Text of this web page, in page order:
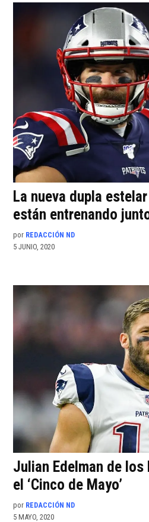
La nueva dupla
están entrenando
por REDACCIÓN ND
5 JUNIO, 2020
Julian Edelman de
el ‘Cinco de Mayo’
por REDACCIÓN ND
5 MAYO, 2020